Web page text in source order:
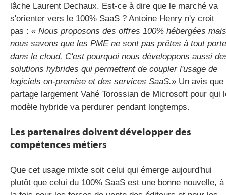
lâche Laurent Dechaux. Est-ce à dire que le marché va
s'orienter vers le 100% SaaS ? Antoine Henry n'y croit
pas : « Nous proposons des offres 100% hébergées mais
nous savons que les PME ne sont pas prêtes à tout
dans le cloud. C'est pourquoi nous développons aussi
solutions hybrides qui permettent de coupler l'usage de
logiciels on-premise et des services SaaS.» Un avis que
partage largement Vahé Torossian de Microsoft pour qui
modèle hybride va perdurer pendant longtemps.
Les partenaires doivent développer des
compétences métiers
Que cet usage mixte soit celui qui émerge aujourd'hui
plutôt que celui du 100% SaaS est une bonne nouvelle, à